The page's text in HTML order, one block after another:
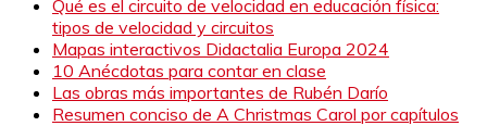
Qué es el circuito de velocidad en educación física:
tipos de velocidad y circuitos
Mapas interactivos Didactalia Europa 2024
10 Anécdotas para contar en clase
Las obras más importantes de Rubén Darío
Resumen conciso de A Christmas Carol por capítulos